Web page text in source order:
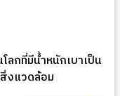
ลกที่มีน้ำหนักเบาเป็น
งแวดล้อม